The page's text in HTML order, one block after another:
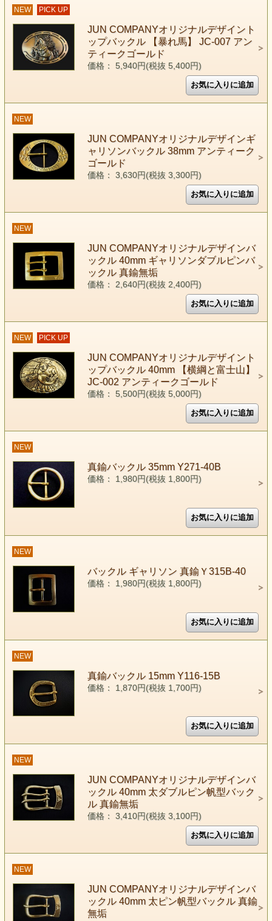
NEW PICK UP
JUN COMPANYオリジナルデザイント
ップバックル 【暴れ馬】 JC-007 アン
ティークゴールド
価格： 5,940円(税抜 5,400円)
NEW
JUN COMPANYオリジナルデザインギ
ャリソンバックル 38mm アンティーク
ゴールド
価格： 3,630円(税抜 3,300円)
NEW
JUN COMPANYオリジナルデザインバ
ックル 40mm ギャリソンダブルピンバ
ックル 真鍮無垢
価格： 2,640円(税抜 2,400円)
NEW PICK UP
JUN COMPANYオリジナルデザイント
ップバックル 40mm 【横綱と富士山】
JC-002 アンティークゴールド
価格： 5,500円(税抜 5,000円)
NEW
真鍮バックル 35mm Y271-40B
価格： 1,980円(税抜 1,800円)
NEW
バックル ギャリソン 真鍮Ｙ315B-40
価格： 1,980円(税抜 1,800円)
NEW
真鍮バックル 15mm Y116-15B
価格： 1,870円(税抜 1,700円)
NEW
JUN COMPANYオリジナルデザインバ
ックル 40mm 太ダブルピン帆型バック
ル 真鍮無垢
価格： 3,410円(税抜 3,100円)
NEW
JUN COMPANYオリジナルデザインバ
ックル 40mm 太ピン帆型バックル 真鍮
無垢